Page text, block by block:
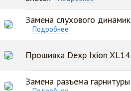
Замена слухового
Подробнее
Прошивка Dexp Ixion
Замена разъема